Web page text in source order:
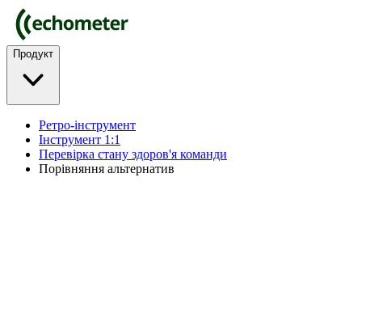
Продукт
Ретро-інструмент
Інструмент 1:1
Перевірка стану здоров'я команди
Порівняння альтернатив